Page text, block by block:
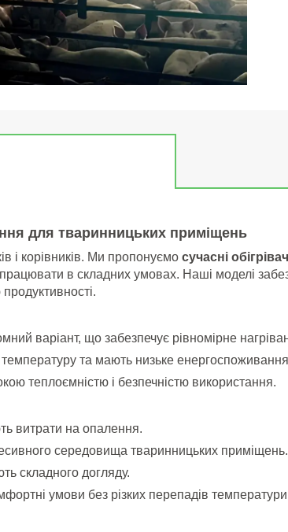
для тваринницьких приміщень
і корівників. Ми пропонуємо сучасні
працювати в складних умовах. Наші моделі
варіант, що забезпечує рівномірне
температуру та мають низьке
теплоємністю і безпечністю використання.
витрати на опалення.
середовища тваринницьких приміщень.
складного догляду.
умови без різких перепадів